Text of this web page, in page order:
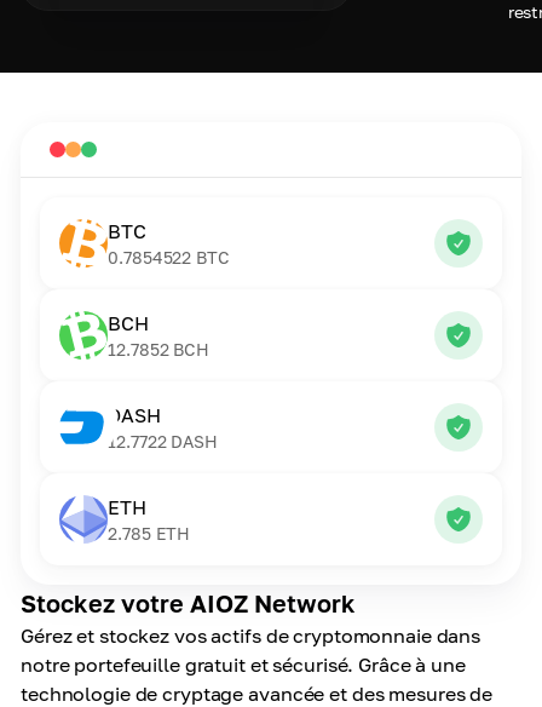
Stockez votre AIOZ Network
Gérez et stockez vos actifs de cryptomonnaie dans
notre portefeuille gratuit et sécurisé. Grâce à une
technologie de cryptage avancée et des mesures de
BTC
0.7854522 BTC
BCH
12.7852 BCH
DASH
12.7722 DASH
ETH
2.785 ETH